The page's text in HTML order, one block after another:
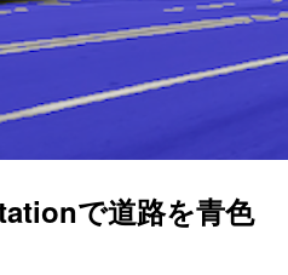
で道路を青色